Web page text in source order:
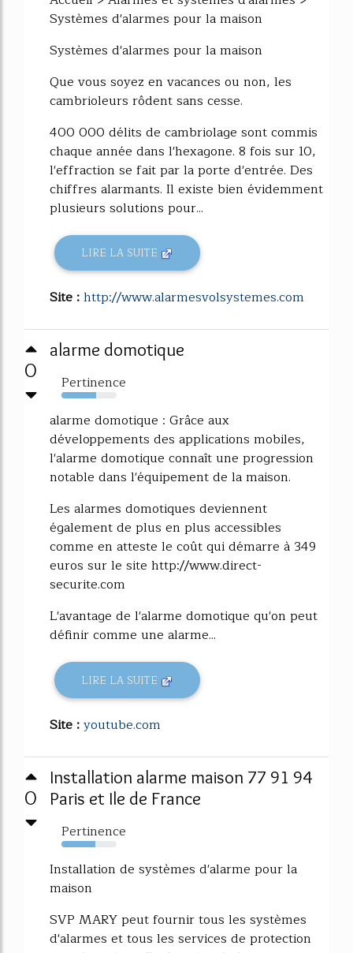
Systèmes d'alarmes pour la maison
Systèmes d'alarmes pour la maison
Que vous soyez en vacances ou non, les
cambrioleurs rôdent sans cesse.
400 000 délits de cambriolage sont commis
chaque année dans l'hexagone. 8 fois sur 10,
l'effraction se fait par la porte d'entrée. Des
chiffres alarmants. Il existe bien évidemment
plusieurs solutions pour...
LIRE LA SUITE
Site :http://www.alarmesvolsystemes.com
0
alarme domotique
Pertinence
63%
alarme domotique : Grâce aux
développements des applications mobiles,
l'alarme domotique connaît une progression
notable dans l'équipement de la maison.
Les alarmes domotiques deviennent
également de plus en plus accessibles
comme en atteste le coût qui démarre à 349
euros sur le site http://www.direct-
securite.com
L'avantage de l'alarme domotique qu'on peut
définir comme une alarme...
LIRE LA SUITE
Site :youtube.com
0
Installation alarme maison 77 91 94
Paris et Ile de France
Pertinence
61%
Installation de systèmes d'alarme pour la
maison
SVP MARY peut fournir tous les systèmes
d'alarmes et tous les services de protection